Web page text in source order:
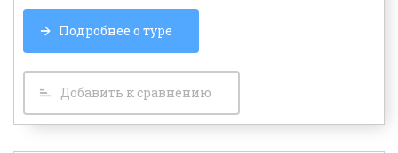
Подробнее о туре
Добавить к сравнению